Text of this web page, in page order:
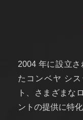
2004 年に設立
たコンベヤ シ
ト、さまざまな
ントの提供に特